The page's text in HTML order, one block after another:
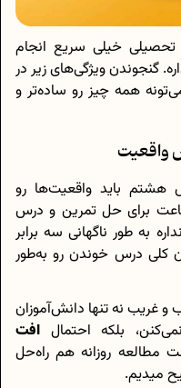
تحصیلی خیلی سریع انجام
گنجوندن ویژگی‌های زیر در
همه چیز رو ساده‌تر و
واقعیت
هشتم باید واقعیت‌ها رو
مثلاً اگه هر روز حدود 2 ساعت برای حل تمرین و درس
به‌ طور ناگهانی سه برابر
کلی درس خوندن رو به‌طور
و غریب نه تنها دانش‌آموزان
بلکه احتمال افت
مطالعه روزانه هم راه‌حل
میدیم.